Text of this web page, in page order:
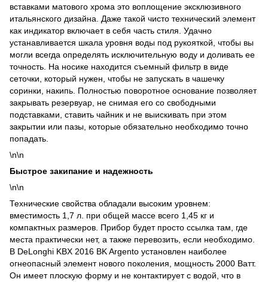
вставками матового хрома это воплощение эксклюзивного
итальянского дизайна. Даже такой чисто технический элемент
как индикатор включает в себя часть стиля. Удачно
устанавливается шкала уровня воды под рукояткой, чтобы вы
могли всегда определять исключительную воду и доливать ее
точность. На носике находится съемный фильтр в виде
сеточки, который нужен, чтобы не запускать в чашечку
соринки, накипь. Полностью поворотное основание позволяет
закрывать резервуар, не снимая его со свободными
подставками, ставить чайник и не выискивать при этом
закрытии или пазы, которые обязательно необходимо точно
попадать.
\n\n
Быстрое закипание и надежность
\n\n
Технические свойства обладали высоким уровнем:
вместимость 1,7 л. при общей массе всего 1,45 кг и
компактных размеров. Прибор будет просто ссылка там, где
места практически нет, а также перевозить, если необходимо.
В DeLonghi KBX 2016 BK Argento установлен наиболее
огнеопасный элемент нового поколения, мощность 2000 Ватт.
Он имеет плоскую форму и не контактирует с водой, что в